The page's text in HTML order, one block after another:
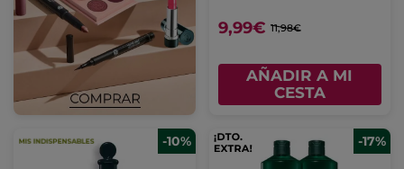
9,99€ 11,98€
AÑADIR A MI
CESTA
-10% -17%